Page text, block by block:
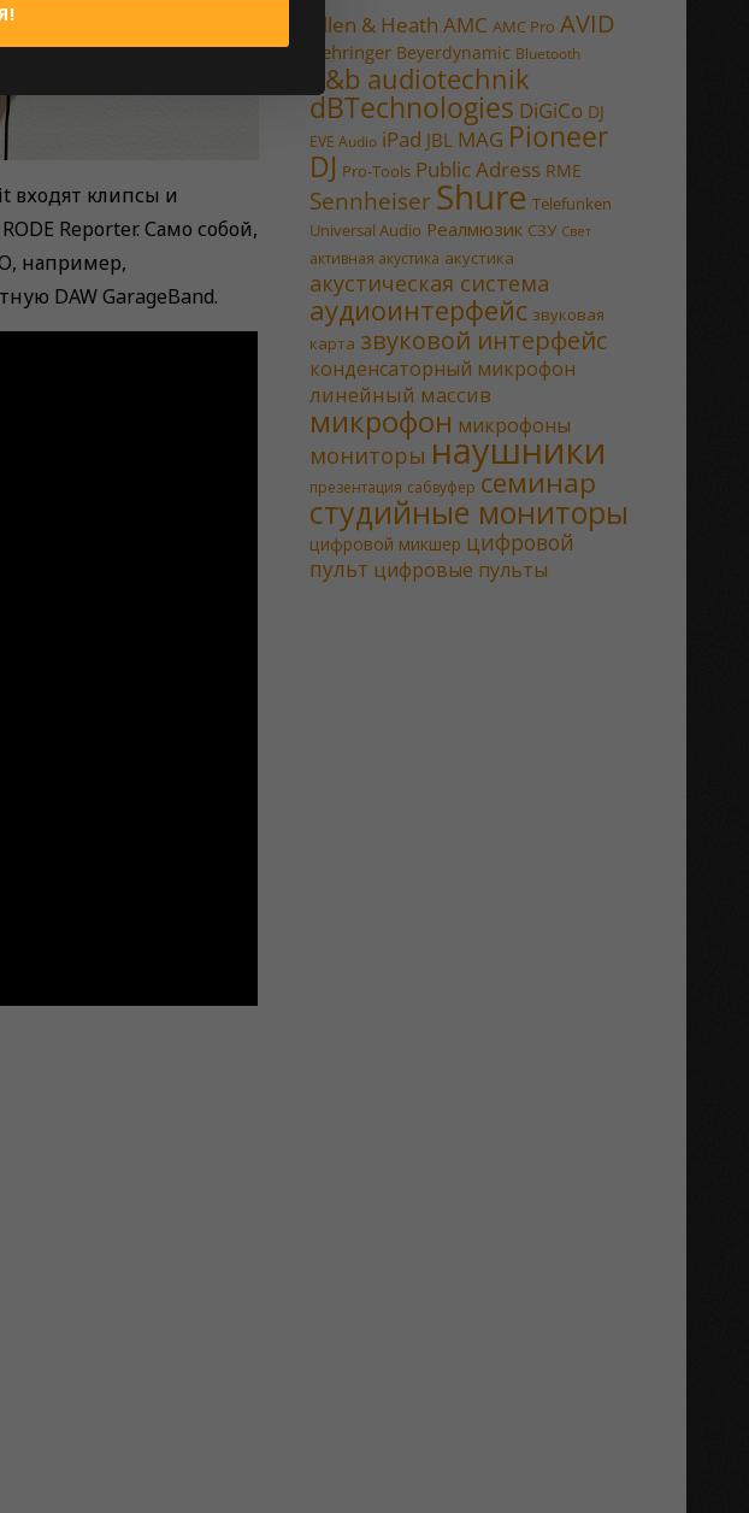
входят клипсы и
Reporter. Само собой,
например,
DAW GarageBand.
Allen & Heath AMC AMC Pro AVID
Behringer Beyerdynamic Bluetooth
d&b audiotechnik
dBTechnologies DiGiCo DJ
EVE Audio iPad JBL MAG Pioneer
DJ Pro-Tools Public Adress RME
Sennheiser Shure Telefunken
Universal Audio Реалмюзик СЗУ Свет
активная акустика акустика
акустическая система
аудиоинтерфейс звуковая
карта звуковой интерфейс
конденсаторный микрофон
линейный массив
микрофон микрофоны
мониторы наушники
презентация сабвуфер семинар
студийные мониторы
цифровой микшер цифровой
пульт цифровые пульты